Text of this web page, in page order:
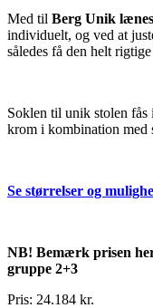
Med til Berg Unik
individuelt, og ved at
således få den helt
Soklen til unik stolen
krom i kombination med
Se størrelser og
NB! Bemærk prisen
gruppe 2+3
Pris: 24.184 kr.